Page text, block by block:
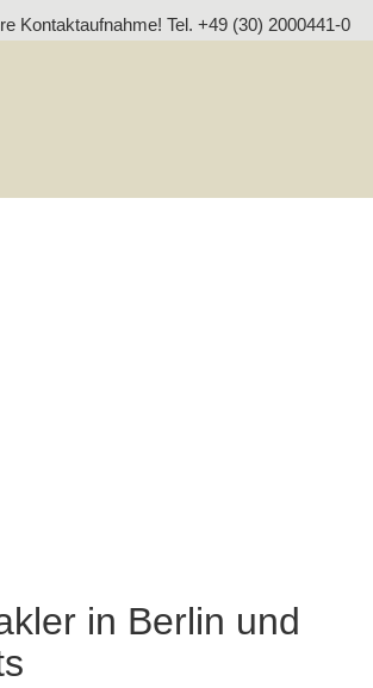
Kontaktaufnahme! Tel. +49 (30) 2000441-0
in Berlin und